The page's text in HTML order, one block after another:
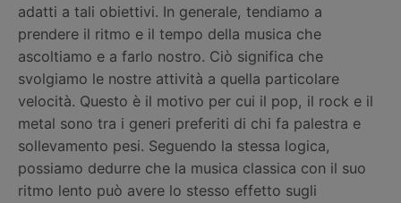
adatti a tali obiettivi. In generale, tendiamo a
prendere il ritmo e il tempo della musica che
ascoltiamo e a farlo nostro. Ciò significa che
svolgiamo le nostre attività a quella particolare
velocità. Questo è il motivo per cui il pop, il rock e il
metal sono tra i generi preferiti di chi fa palestra e
sollevamento pesi. Seguendo la stessa logica,
possiamo dedurre che la musica classica con il suo
ritmo lento può avere lo stesso effetto sugli